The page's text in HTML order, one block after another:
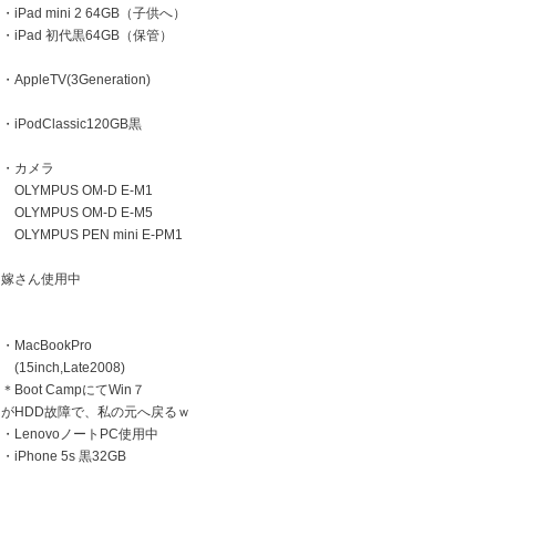
・iPad mini 2 64GB（子供へ）
・iPad 初代黒64GB（保管）
・AppleTV(3Generation)
・iPodClassic120GB黒
・カメラ
OLYMPUS OM-D E-M1
OLYMPUS OM-D E-M5
OLYMPUS PEN mini E-PM1
嫁さん使用中
・MacBookPro
(15inch,Late2008)
＊Boot CampにてWin７
がHDD故障で、私の元へ戻るｗ
・LenovoノートPC使用中
・iPhone 5s 黒32GB